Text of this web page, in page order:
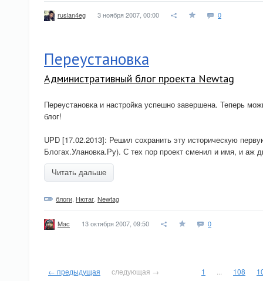
ruslan4eg 3 ноября 2007, 00:00 0
Переустановка
Административный блог проекта Newtag
Переустановка и настройка успешно завершена. Теперь
блог!
UPD [17.02.2013]: Решил сохранить эту историческую
Блогах.Улановка.Ру). С тех пор проект сменил и имя, и аж
Читать дальше
блоги Нютаг Newtag
Mac 13 октября 2007, 09:50 0
← предыдущая следующая → 1 108